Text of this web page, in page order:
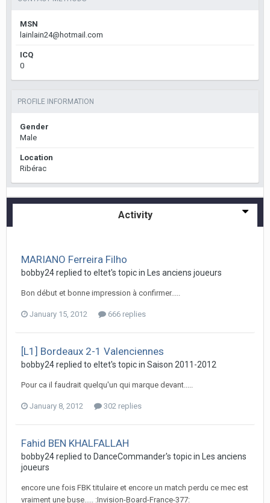
MSN
lainlain24@hotmail.com
ICQ
0
PROFILE INFORMATION
Gender
Male
Location
Ribérac
Activity
MARIANO Ferreira Filho
bobby24 replied to eltet's topic in Les anciens joueurs
Bon début et bonne impression à confirmer.....
January 15, 2012 666 replies
[L1] Bordeaux 2-1 Valenciennes
bobby24 replied to eltet's topic in Saison 2011-2012
Pour ca il faudrait quelqu'un qui marque devant.....
January 8, 2012 302 replies
Fahid BEN KHALFALLAH
bobby24 replied to DanceCommander's topic in
Les anciens
joueurs
encore une fois FBK titulaire et encore un match perdu ce mec est
vraiment une buse..... :Invision-Board-France-377: